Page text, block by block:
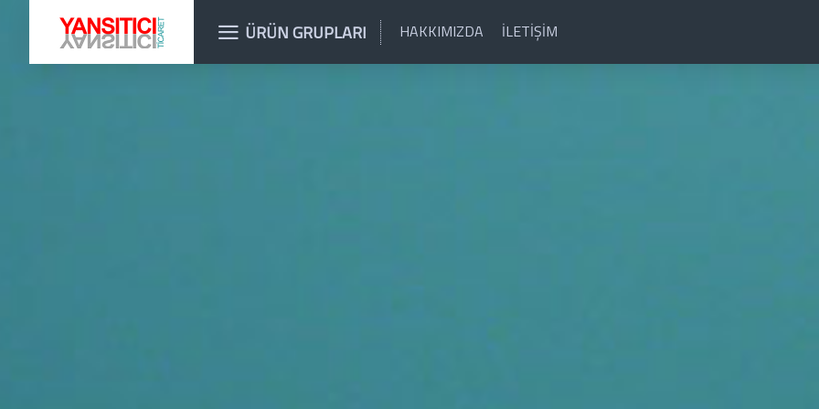
ÜRÜN GRUPLARI HAKKIMIZDA İLETIŞIM